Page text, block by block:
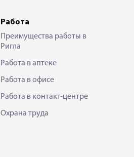
Работа
Преимущества работы в
Ригла
Работа в аптеке
Работа в офисе
Работа в контакт-центре
Охрана труда